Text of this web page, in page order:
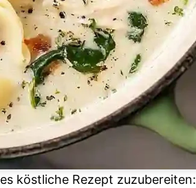
köstliche Rezept zuzubereiten: